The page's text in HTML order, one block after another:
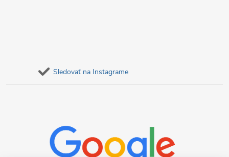
Sledovať na Instagrame